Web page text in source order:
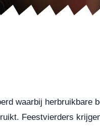
waarbij herbruikbare
Feestvierders